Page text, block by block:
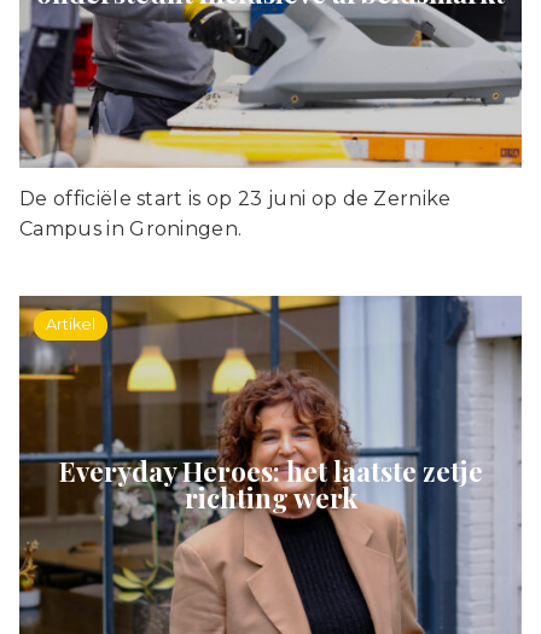
De officiële start is op 23 juni op de Zernike
Campus in Groningen.
Artikel
Everyday Heroes: het laatste zetje
richting werk